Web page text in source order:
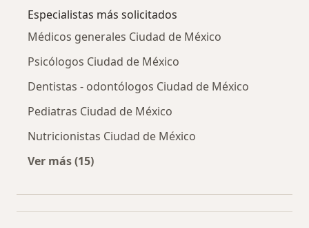
Especialistas más solicitados
Médicos generales Ciudad de México
Psicólogos Ciudad de México
Dentistas - odontólogos Ciudad de México
Pediatras Ciudad de México
Nutricionistas Ciudad de México
Ver más (15)